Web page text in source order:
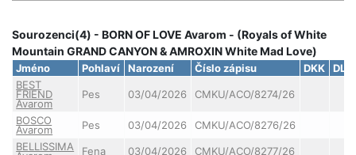
Sourozenci(4) - BORN OF LOVE Avarom - (Royals of White
Mountain GRAND CANYON & AMROXIN White Mad Love)
Jméno Pohlaví Narození Číslo zápisu DKK
DLK
BEST
FRIEND
Avarom
Pes 03/04/2026 CMKU/ACO/8274/26
BOSCO
Avarom Pes 03/04/2026
CMKU/ACO/8276/26
BELLISSIMA
Fena 03/04/2026
CMKU/ACO/8277/26